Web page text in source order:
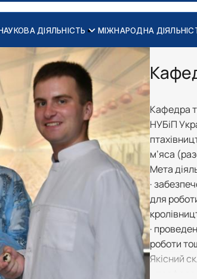
ДІЯЛЬНІСТЬ МІЖНАРОДНА
Кафедра
НУБіП
м’яса
Мета
·
для
·
роботи
Якісний